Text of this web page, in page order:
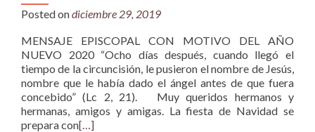
Posted ondiciembre 29, 2019
MENSAJE EPISCOPAL CON MOTIVO DEL AÑO
NUEVO 2020 “Ocho días después, cuando llegó el
tiempo de la circuncisión, le pusieron el nombre de Jesús,
nombre que le había dado el ángel antes de que fuera
concebido” (Lc 2, 21). Muy queridos hermanos y
hermanas, amigos y amigas. La fiesta de Navidad se
prepara con[…]